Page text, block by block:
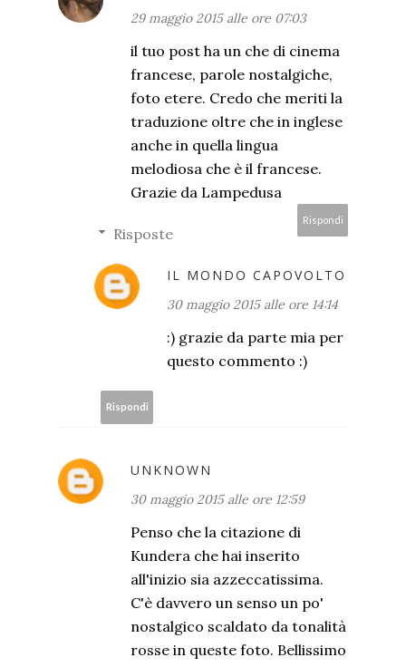
29 maggio 2015 alle ore 07:03
il tuo post ha un che di cinema
francese, parole nostalgiche,
foto etere. Credo che meriti la
traduzione oltre che in inglese
anche in quella lingua
melodiosa che è il francese.
Grazie da Lampedusa
Rispondi
Risposte
IL MONDO CAPOVOLTO
30 maggio 2015 alle ore 14:14
:) grazie da parte mia per
questo commento :)
Rispondi
UNKNOWN
30 maggio 2015 alle ore 12:59
Penso che la citazione di
Kundera che hai inserito
all'inizio sia azzeccatissima.
C'è davvero un senso un po'
nostalgico scaldato da tonalità
rosse in queste foto. Bellissimo